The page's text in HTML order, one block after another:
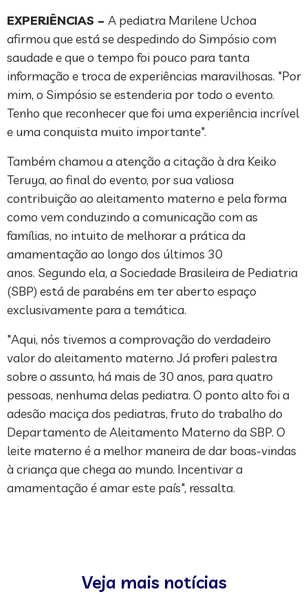
EXPERIÊNCIAS – A pediatra Marilene Uchoa
afirmou que está se despedindo do Simpósio com
saudade e que o tempo foi pouco para tanta
informação e troca de experiências maravilhosas. "Por
mim, o Simpósio se estenderia por todo o evento.
Tenho que reconhecer que foi uma experiência incrível
e uma conquista muito importante".
Também chamou a atenção a citação à dra Keiko
Teruya, ao final do evento, por sua valiosa
contribuição ao aleitamento materno e pela forma
como vem conduzindo a comunicação com as
famílias, no intuito de melhorar a prática da
amamentação ao longo dos últimos 30
anos. Segundo ela, a Sociedade Brasileira de Pediatria
(SBP) está de parabéns em ter aberto espaço
exclusivamente para a temática.
"Aqui, nós tivemos a comprovação do verdadeiro
valor do aleitamento materno. Já proferi palestra
sobre o assunto, há mais de 30 anos, para quatro
pessoas, nenhuma delas pediatra. O ponto alto foi a
adesão maciça dos pediatras, fruto do trabalho do
Departamento de Aleitamento Materno da SBP. O
leite materno é a melhor maneira de dar boas-vindas
à criança que chega ao mundo. Incentivar a
amamentação é amar este país", ressalta.
Veja mais notícias